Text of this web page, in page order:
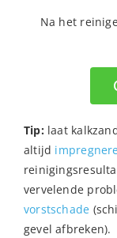
Na het
Tip: laat
altijd
vervelende
vorstschade
gevel afbreken).